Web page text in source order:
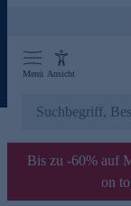
Menü Ansicht
Bis zu -60% auf
on